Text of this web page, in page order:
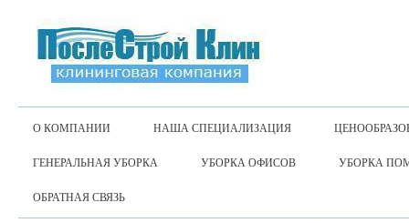
О КОМПАНИИ НАША СПЕЦИАЛИЗАЦИЯ
ГЕНЕРАЛЬНАЯ УБОРКА УБОРКА ОФИСОВ УБОРКА
ОБРАТНАЯ СВЯЗЬ